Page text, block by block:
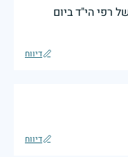
רפי הי"ד ביום
דיווח
דיווח